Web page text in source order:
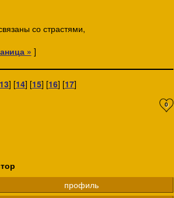
со страстями,
» ]
13] [14] [15] [16] [17]
0
профиль